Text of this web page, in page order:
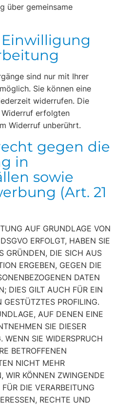
über gemeinsame
sind nur mit Ihrer
Sie können eine
widerrufen. Die
erfolgten
Widerruf unberührt.
gegen die
in
sowie
(Art. 21
AUF GRUNDLAGE VON
ERFOLGT, HABEN SIE
GRÜNDEN, DIE SICH AUS
ERGEBEN, GEGEN DIE
DATEN
DIES GILT AUCH FÜR EIN
PROFILING.
AUF DENEN EINE
SIE DIESER
WENN SIE WIDERSPRUCH
BETROFFENEN
NICHT MEHR
WIR KÖNNEN ZWINGENDE
DIE VERARBEITUNG
RECHTE UND